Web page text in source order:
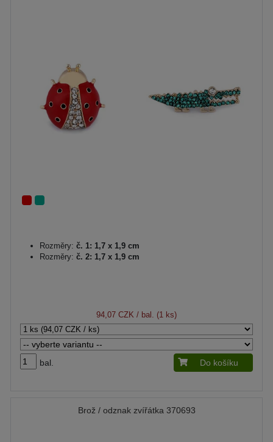
Rozměry: č. 1: 1,7 x 1,9 cm
Rozměry: č. 2: 1,7 x 1,9 cm
94,07 CZK / bal. (1 ks)
bal. Do košíku
Brož / odznak zvířátka 370693